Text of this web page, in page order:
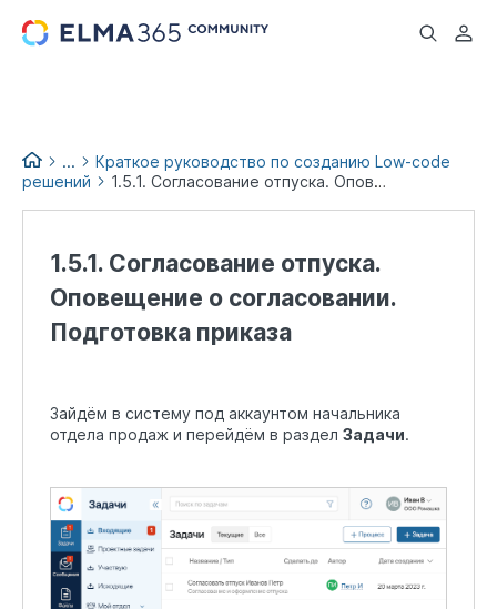
...
...
Краткое руководство по созданию Low-code
решений
1.5.1. Согласование отпуска. Оповещение о согласовании. Подготовка приказа
1.5.1. Согласование отпуска.
Оповещение о согласовании.
Подготовка приказа
Зайдём в систему под аккаунтом начальника
отдела продаж и перейдём в раздел Задачи.